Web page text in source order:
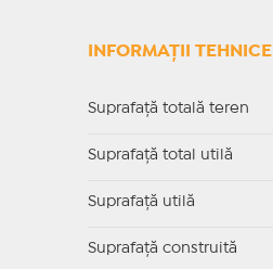
INFORMAȚII TEHNICE
Suprafață totală teren
Suprafaţă total utilă
Suprafaţă utilă
Suprafaţă construită